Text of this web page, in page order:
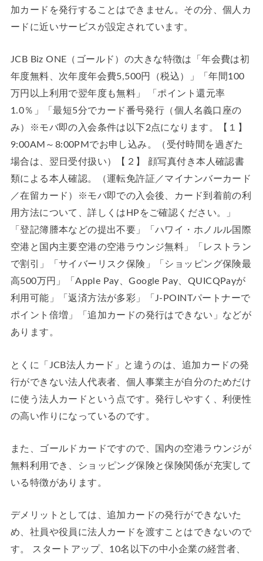
加カードを発行することはできません。その分、個人カ
ードに近いサービスが設定されています。
JCB Biz ONE（ゴールド）の大きな特徴は「年会費は初
年度無料、次年度年会費5,500円（税込）」「年間100
万円以上利用で翌年度も無料」 「ポイント還元率
1.0％」「最短5分でカード番号発行（個人名義口座の
み）※モバ即の入会条件は以下2点になります。【１】
9:00AM～8:00PMでお申し込み。（受付時間を過ぎた
場合は、翌日受付扱い）【２】 顔写真付き本人確認書
類による本人確認。（運転免許証／マイナンバーカード
／在留カード）※モバ即での入会後、カード到着前の利
用方法について、詳しくはHPをご確認ください。」
「登記簿謄本などの提出不要」「ハワイ・ホノルル国際
空港と国内主要空港の空港ラウンジ無料」「レストラン
で割引」「サイバーリスク保険」「ショッピング保険最
高500万円」「Apple Pay、Google Pay、QUICQPayが
利用可能」「返済方法が多彩」「J-POINTパートナーで
ポイント倍増」「追加カードの発行はできない」などが
あります。
とくに「JCB法人カード」と違うのは、追加カードの発
行ができない法人代表者、個人事業主が自分のためだけ
に使う法人カードという点です。発行しやすく、利便性
の高い作りになっているのです。
また、ゴールドカードですので、国内の空港ラウンジが
無料利用でき、ショッピング保険と保険関係が充実して
いる特徴があります。
デメリットとしては、追加カードの発行ができないた
め、社員や役員に法人カードを渡すことはできないので
す。 スタートアップ、10名以下の中小企業の経営者、